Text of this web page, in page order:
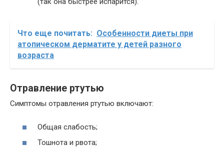
Что еще почитать: Особенности диеты при
атопическом дерматите у детей разного
возраста
Отравление ртутью
Симптомы отравления ртутью включают:
Общая слабость;
Тошнота и рвота;